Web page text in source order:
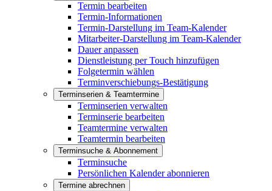
Termin bearbeiten
Termin-Informationen
Termin-Darstellung im Team-Kalender
Mitarbeiter-Darstellung im Team-Kalender
Dauer anpassen
Dienstleistung per Touch hinzufügen
Folgetermin wählen
Terminverschiebungs-Bestätigung
Terminserien & Teamtermine
Terminserien verwalten
Terminserie bearbeiten
Teamtermine verwalten
Teamtermin bearbeiten
Terminsuche & Abonnement
Terminsuche
Persönlichen Kalender abonnieren
Termine abrechnen